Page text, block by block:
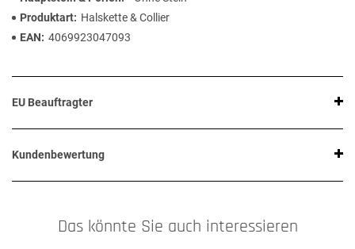
Produktart
Halskette & Collier
EAN
4069923047093
EU Beauftragter
Kundenbewertung
Das könnte Sie auch interessieren